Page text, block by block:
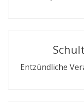
Entzündliche